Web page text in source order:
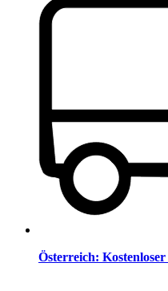
Österreich: